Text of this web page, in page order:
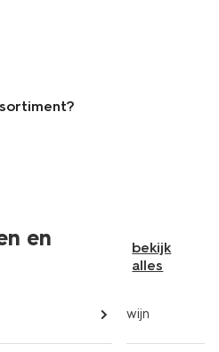
en
bekijk
alles
wijn